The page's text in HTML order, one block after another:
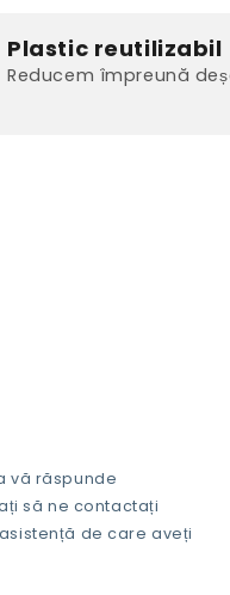
Plastic reutilizabil
Reducem împreună
vă răspunde
să ne contactați
de care aveți